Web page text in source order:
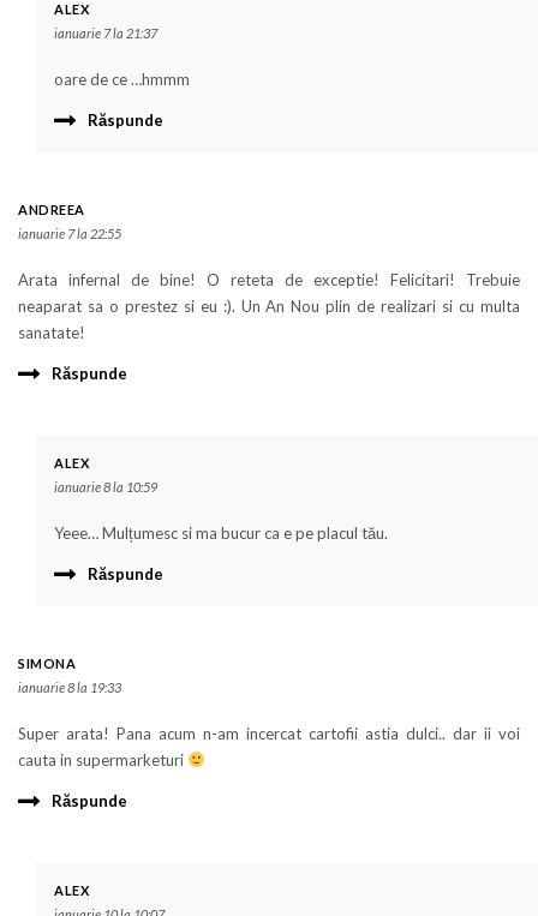
ALEX
ianuarie 7 la 21:37
oare de ce …hmmm
Răspunde
ANDREEA
ianuarie 7 la 22:55
Arata infernal de bine! O reteta de exceptie! Felicitari! Trebuie
neaparat sa o prestez si eu :). Un An Nou plin de realizari si cu multa
sanatate!
Răspunde
ALEX
ianuarie 8 la 10:59
Yeee… Mulțumesc si ma bucur ca e pe placul tău.
Răspunde
SIMONA
ianuarie 8 la 19:33
Super arata! Pana acum n-am incercat cartofii astia dulci.. dar ii voi
cauta in supermarketuri
Răspunde
ALEX